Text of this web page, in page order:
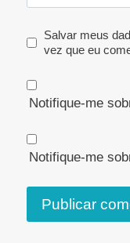
Salvar meus
vez que eu
Notifique-me
Notifique-me